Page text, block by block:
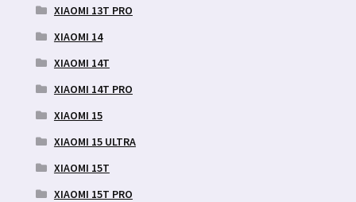
XIAOMI 13T PRO
XIAOMI 14
XIAOMI 14T
XIAOMI 14T PRO
XIAOMI 15
XIAOMI 15 ULTRA
XIAOMI 15T
XIAOMI 15T PRO